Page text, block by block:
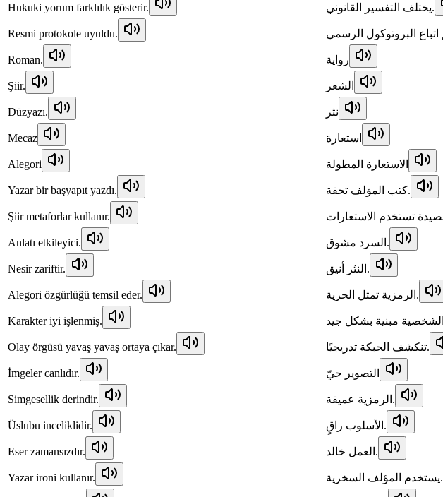
Hukuki yorum farklılık gösterir. يختلف التفسير القانوني.
Resmi protokole uyuldu.
Roman. رواية
Şiir. الشعر
Düzyazı. نثر
Mecaz استعارة
Alegori الاستعارة المطولة
Yazar bir başyapıt yazdı. كتب المؤلف تحفة.
Şiir metaforlar kullanır.
Anlatı etkileyici. السرد مشوق.
Nesir zariftir. النثر أنيق.
Alegori özgürlüğü temsil eder. الرمزية تمثل الحرية.
Karakter iyi işlenmiş.
Olay örgüsü yavaş yavaş ortaya çıkar. تنكشف الحبكة تدريجيًا.
İmgeler canlıdır. التصوير حيّ
Simgesellik derindir. الرمزية عميقة.
Üslubu inceliklidir. الأسلوب راقٍ.
Eser zamansızdır. العمل خالد.
Yazar ironi kullanır. يستخدم المؤلف السخرية.